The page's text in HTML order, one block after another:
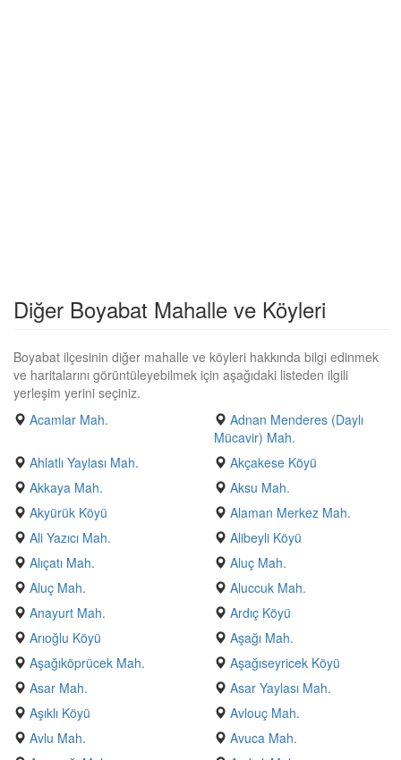
Diğer Boyabat Mahalle ve Köyleri
Boyabat ilçesinin diğer mahalle ve köyleri hakkında bilgi edinmek
ve haritalarını görüntüleyebilmek için aşağıdaki listeden ilgili
yerleşim yerini seçiniz.
Acamlar Mah.
Adnan Menderes (Daylı
Mücavir) Mah.
Ahlatlı Yaylası Mah.
Akçakese Köyü
Akkaya Mah.
Aksu Mah.
Akyürük Köyü
Alaman Merkez Mah.
Ali Yazıcı Mah.
Alibeyli Köyü
Alıçatı Mah.
Aluç Mah.
Aluç Mah.
Aluccuk Mah.
Anayurt Mah.
Ardıç Köyü
Arıoğlu Köyü
Aşağı Mah.
Aşağıköprücek Mah.
Aşağıseyricek Köyü
Asar Mah.
Asar Yaylası Mah.
Aşıklı Köyü
Avlouç Mah.
Avlu Mah.
Avuca Mah.